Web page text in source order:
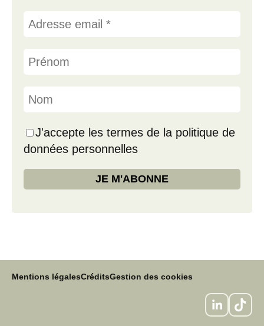
J'accepte les termes de la politique de
données personnelles
Mentions légalesCréditsGestion des cookies